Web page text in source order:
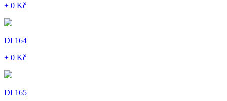
+ 0 Kč
DI 164
+ 0 Kč
DI 165